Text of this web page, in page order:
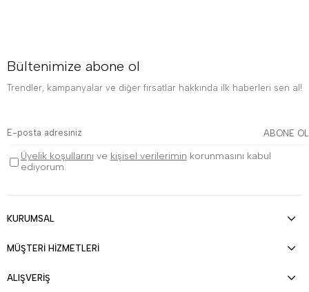
Bültenimize abone ol
Trendler, kampanyalar ve diğer fırsatlar hakkında ilk haberleri sen al!
ABONE OL
Üyelik koşullarını ve kişisel verilerimin korunmasını kabul
ediyorum.
KURUMSAL
MÜŞTERİ HİZMETLERİ
ALIŞVERİŞ